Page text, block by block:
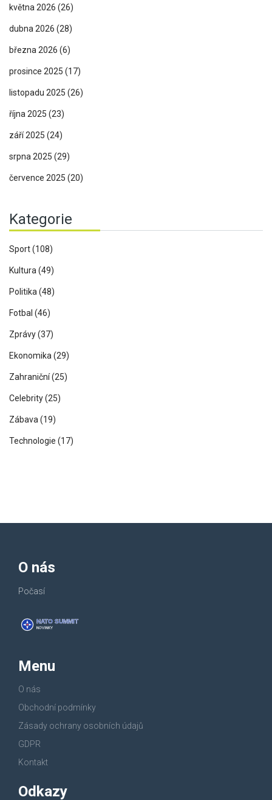
května 2026 (26)
dubna 2026 (28)
března 2026 (6)
prosince 2025 (17)
listopadu 2025 (26)
října 2025 (23)
září 2025 (24)
srpna 2025 (29)
července 2025 (20)
Kategorie
Sport(108)
Kultura(49)
Politika(48)
Fotbal (46)
Zprávy(37)
Ekonomika(29)
Zahraniční(25)
Celebrity(25)
Zábava(19)
Technologie (17)
O nás
Počasí
Menu
O nás
Obchodní podmínky
Zásady ochrany osobních údajů
GDPR
Kontakt
Odkazy